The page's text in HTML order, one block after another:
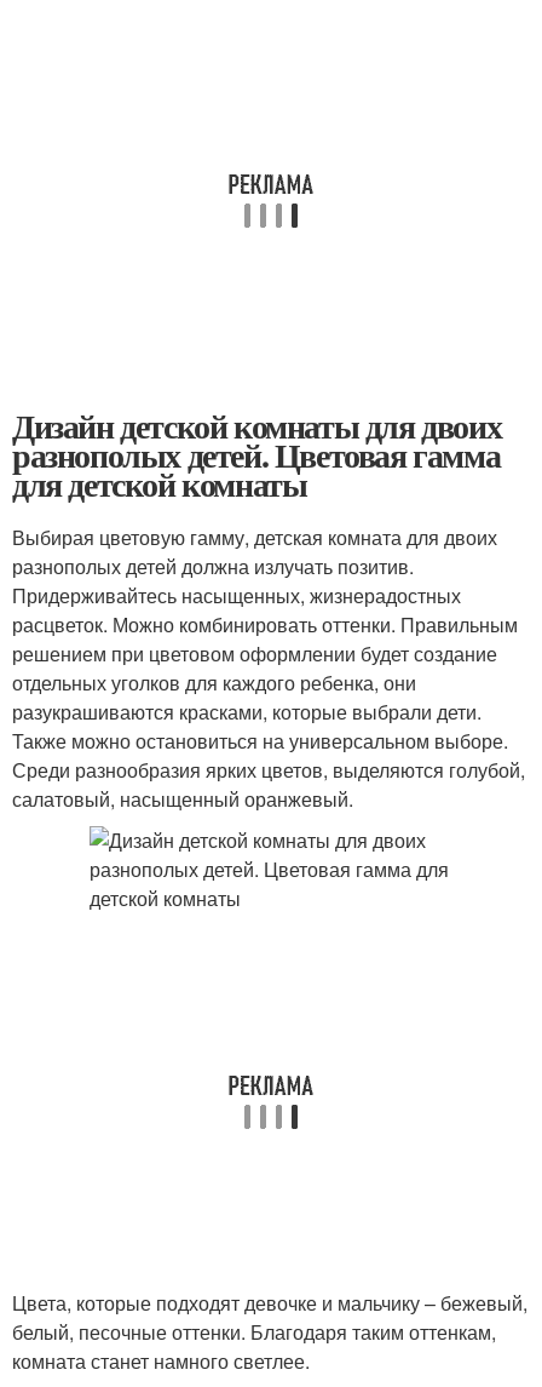
Дизайн детской комнаты для двоих
разнополых детей. Цветовая гамма
для детской комнаты
Выбирая цветовую гамму, детская комната для двоих
разнополых детей должна излучать позитив.
Придерживайтесь насыщенных, жизнерадостных
расцветок. Можно комбинировать оттенки. Правильным
решением при цветовом оформлении будет создание
отдельных уголков для каждого ребенка, они
разукрашиваются красками, которые выбрали дети.
Также можно остановиться на универсальном выборе.
Среди разнообразия ярких цветов, выделяются голубой,
салатовый, насыщенный оранжевый.
Цвета, которые подходят девочке и мальчику – бежевый,
белый, песочные оттенки. Благодаря таким оттенкам,
комната станет намного светлее.